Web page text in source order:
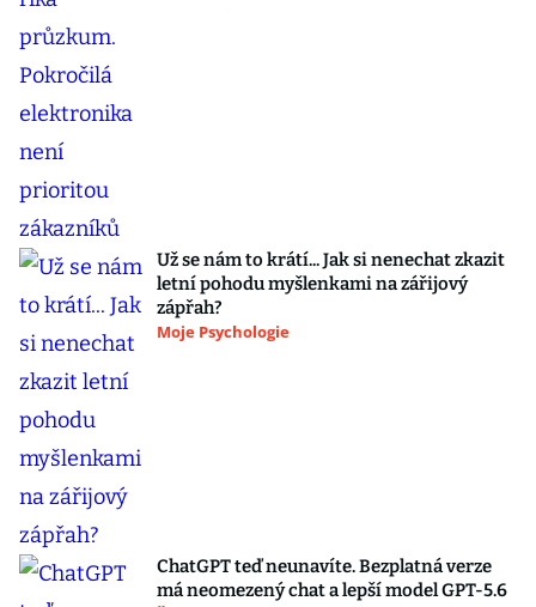
Už se nám to krátí... Jak si nenechat zkazit
letní pohodu myšlenkami na zářijový
zápřah?
Moje Psychologie
ChatGPT teď neunavíte. Bezplatná verze
má neomezený chat a lepší model GPT-5.6